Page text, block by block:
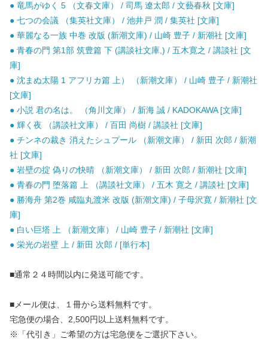
● 竜馬がゆく 5 （文春文庫） / 司馬 遼太郎 / 文藝春秋 [文庫]
● 七つの会議 （集英社文庫） / 池井戸 潤 / 集英社 [文庫]
● 華麗なる一族 中巻 改版 (新潮文庫) / 山崎 豊子 / 新潮社 [文庫]
● 青春の門 第1部 筑豊篇 下 (講談社文庫,) / 五木寛之 / 講談社 [文
庫]
● 沈まぬ太陽 1 アフリカ篇 上） （新潮文庫） / 山崎 豊子 / 新潮社
[文庫]
● 小説 君の名は。 （角川文庫） / 新海 誠 / KADOKAWA [文庫]
● 輝く夜 （講談社文庫） / 百田 尚樹 / 講談社 [文庫]
● チンネの裁き 消えたシュプール （新潮文庫） / 新田 次郎 / 新潮
社 [文庫]
● 岩壁の掟 偽りの快晴 （新潮文庫） / 新田 次郎 / 新潮社 [文庫]
● 青春の門 堕落篇 上 （講談社文庫） / 五木 寛之 / 講談社 [文庫]
● 勝海舟 第2巻 咸臨丸渡米 改版 (新潮文庫) / 子母沢寛 / 新潮社 [文
庫]
● 白い巨塔 上 （新潮文庫） / 山崎 豊子 / 新潮社 [文庫]
● 栄光の岩壁 上 / 新田 次郎 / [単行本]
■通常２４時間以内に発送可能です。
■メール便は、１冊から送料無料です。
宅急便の場合、2,500円以上送料無料です。
※「代引き」ご希望の方は宅急便をご選択下さい。